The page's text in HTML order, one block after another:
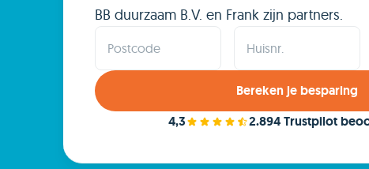
BB duurzaam B.V. en Frank zijn partners.
Postcode Huisnr.
Bereken je besparing
4,3
2.894 Trustpilot